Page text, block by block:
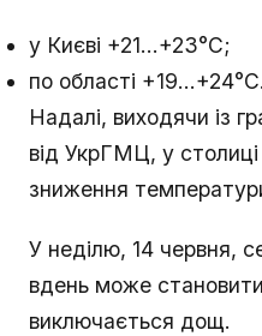
у Києві +21...+23°С;
по області +19...+24°С.
Надалі, виходячи із
від УкрГМЦ, у
зниження
У неділю, 14 червня,
вдень може
виключається дощ.